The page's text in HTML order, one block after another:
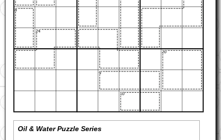
Oil & Water Puzzle Series